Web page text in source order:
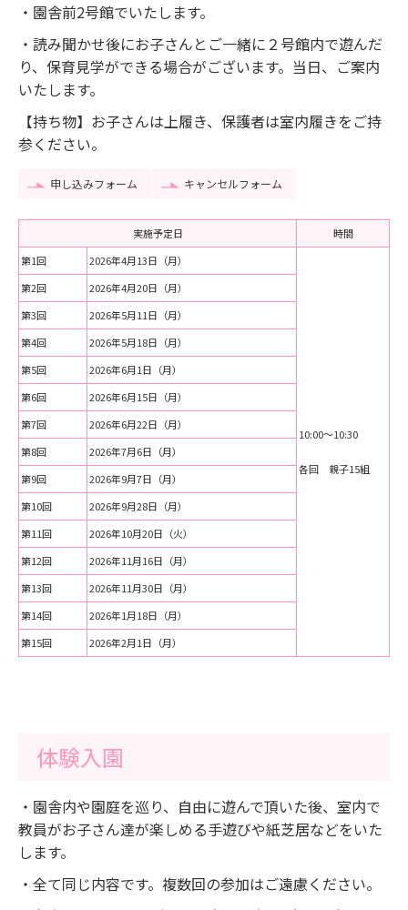
・園舎前2号館でいたします。
・読み聞かせ後にお子さんとご一緒に２号館内で遊んだ
り、保育見学ができる場合がございます。当日、ご案内
いたします。
【持ち物】お子さんは上履き、保護者は室内履きをご持
参ください。
申し込みフォーム キャンセルフォーム
実施予定日
時間
第1回
2026年4月13日（月）
10:00～10:30
各回 親子15組
第2回
2026年4月20日（月）
第3回
2026年5月11日（月）
第4回
2026年5月18日（月）
第5回
2026年6月1日（月）
第6回
2026年6月15日（月）
第7回
2026年6月22日（月）
第8回
2026年7月6日（月）
第9回
2026年9月7日（月）
第10回
2026年9月28日（月）
第11回
2026年10月20日（火）
第12回
2026年11月16日（月）
第13回
2026年11月30日（月）
第14回
2026年1月18日（月）
第15回
2026年2月1日（月）
体験入園
・園舎内や園庭を巡り、自由に遊んで頂いた後、室内で
教員がお子さん達が楽しめる手遊びや紙芝居などをいた
します。
・全て同じ内容です。複数回の参加はご遠慮ください。